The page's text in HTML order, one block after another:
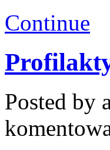
Continue
Posted by